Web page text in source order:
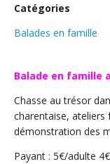
Catégories
Balades en famille
Balade en famille
Chasse au trésor
charentaise, ateliers
démonstration des
Payant : 5€/adulte